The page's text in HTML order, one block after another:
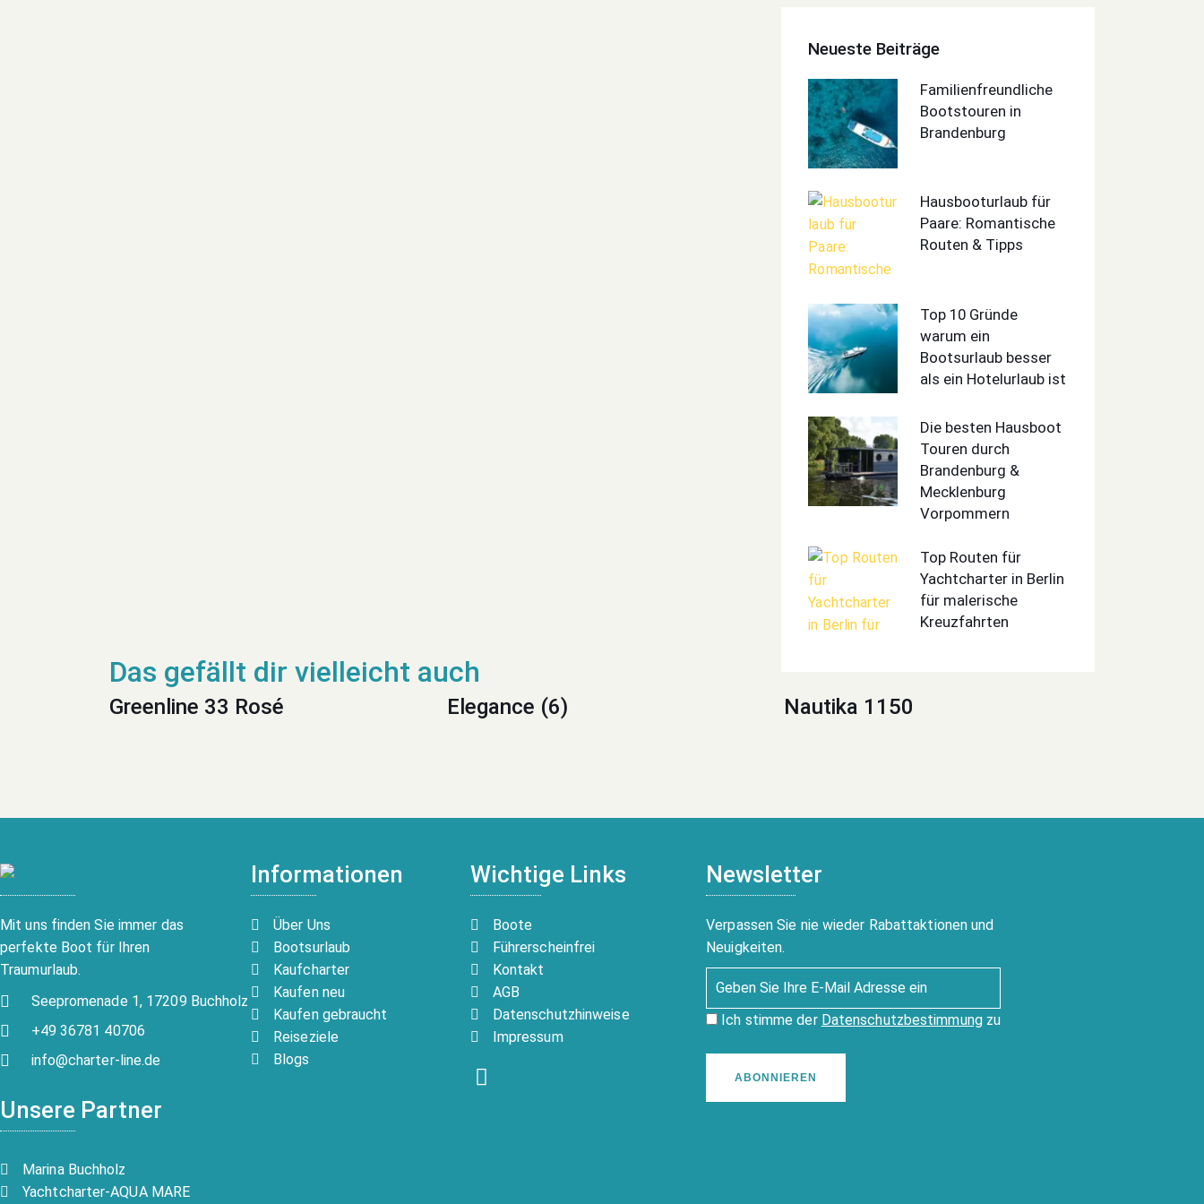
Neueste Beiträge
Familienfreundliche
Bootstouren in
Brandenburg
Hausbooturlaub für
Paare: Romantische
Routen & Tipps
Top 10 Gründe
warum ein
Bootsurlaub besser
als ein Hotelurlaub ist
Die besten Hausboot
Touren durch
Brandenburg &
Mecklenburg
Vorpommern
Top Routen für
Yachtcharter in Berlin
für malerische
Kreuzfahrten
Greenline 33 Rosé Elegance (6) Nautika 1150
Mit uns finden Sie immer das
perfekte Boot für Ihren
Traumurlaub.
Seepromenade 1, 17209 Buchholz
+49 36781 40706
info@charter-line.de
Unsere Partner
Marina Buchholz
Yachtcharter-AQUA MARE
Informationen
Über Uns
Bootsurlaub
Kaufcharter
Kaufen neu
Kaufen gebraucht
Reiseziele
Blogs
Wichtige Links
Boote
Führerscheinfrei
Kontakt
AGB
Datenschutzhinweise
Impressum
Newsletter
Verpassen Sie nie wieder Rabattaktionen und
Neuigkeiten.
Ich stimme der Datenschutzbestimmungzu
ABONNIEREN